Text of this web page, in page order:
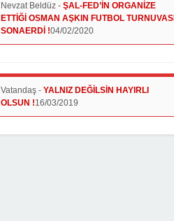
Nevzat Beldüz - ŞAL-FED’İN ORGANİZE
ETTİĞİ OSMAN AŞKIN FUTBOL TURNUVASI
SONAERDİ !04/02/2020
Vatandaş - YALNIZ DEĞİLSİN HAYIRLI
OLSUN !16/03/2019